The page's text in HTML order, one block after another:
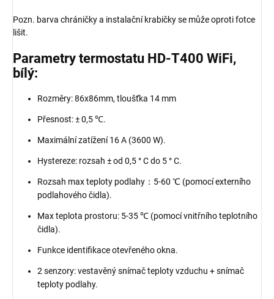
Pozn. barva chráničky a instalační krabičky se může oproti fotce
lišit.
Parametry termostatu HD-T400 WiFi,
bílý:
Rozměry: 86x86mm, tloušťka 14 mm
Přesnost: ± 0,5 ℃.
Maximální zatížení 16 A (3600 W).
Hystereze: rozsah ± od 0,5 ° C do 5 ° C.
Rozsah max teploty podlahy：5-60 ℃ (pomocí externího
podlahového čidla).
Max teplota prostoru: 5-35 ℃ (pomocí vnitřního teplotního
čidla).
Funkce identifikace otevřeného okna.
2 senzory: vestavěný snímač teploty vzduchu + snímač
teploty podlahy.